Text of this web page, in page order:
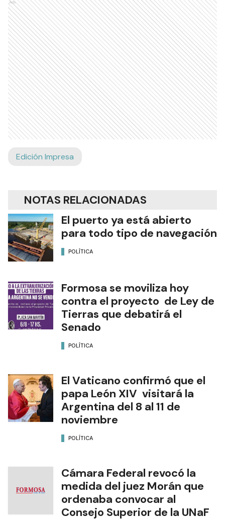
Ads
Edición Impresa
NOTAS RELACIONADAS
El puerto ya está abierto
para todo tipo de navegación
POLÍTICA
Formosa se moviliza hoy
contra el proyecto de Ley de
Tierras que debatirá el
Senado
POLÍTICA
El Vaticano confirmó que el
papa León XIV visitará la
Argentina del 8 al 11 de
noviembre
POLÍTICA
Cámara Federal revocó la
medida del juez Morán que
ordenaba convocar al
Consejo Superior de la UNaF